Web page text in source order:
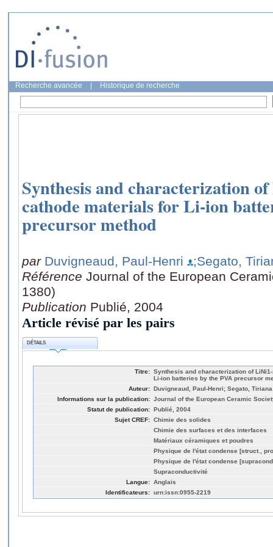
Recherche avancée Historique de recherche
Synthesis and characterization
cathode materials for Li-ion
precursor method
par Duvigneaud, Paul-Henri
;Segato,
Référence Journal of the European
1380)
Publication Publié, 2004
Article révisé par les pairs
DÉTAILS
Titre: Synthesis and characterization of
Li-ion batteries by the PVA precursor
Auteur: Duvigneaud, Paul-Henri; Segato, Tiriana
Informations sur la publication: Journal of the European Ceramic
Statut de publication: Publié, 2004
Sujet CREF: Chimie des solides
Chimie des surfaces et des interfaces
Matériaux céramiques et poudres
Physique de l'état condense [struct.,
Physique de l'état condense
Supraconductivité
Langue: Anglais
Identificateurs: urn:issn:0955-2219